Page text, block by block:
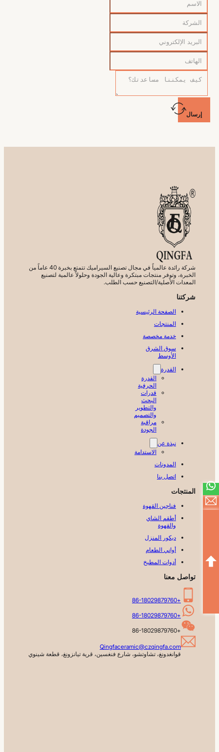
إرسال
شركة رائدة عالمياً في مجال تصنيع السيراميك تتمتع بخبرة 40 عاماً من
الخبرة، وتوفر منتجات مبتكرة وعالية الجودة وحلولاً عالمية لتصنيع
المعدات الأصلية/التصنيع حسب الطلب.
شركتنا
الصفحة الرئيسية
المنتجات
خدمة مخصصة
سوق الشرق
الأوسط
القدرة
القدرة
الحرفية
قدرات
البحث
والتطوير
والتصميم
مراقبة
الجودة
نبذة عن
الاستدامة
المدونات
اتصل بنا
المنتجات
فناجين القهوة
أطقم الشاي
والقهوة
ديكور المنزل
أواني الطعام
أدوات المطبخ
تواصل معنا
+86-18029879760
+86-18029879760
+86-18029879760
Qingfaceramic@czqingfa.com
قوانغدونغ، تشاوتشو، شارع فنغسين، قرية تيانزونغ، قطعة شينوي